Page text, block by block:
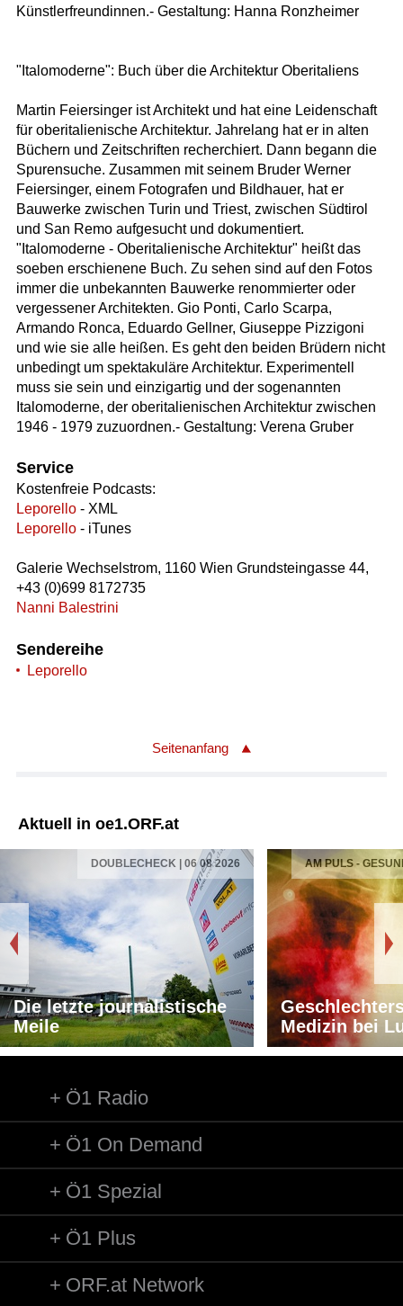
Künstlerfreundinnen.- Gestaltung: Hanna Ronzheimer
"Italomoderne": Buch über die Architektur Oberitaliens
Martin Feiersinger ist Architekt und hat eine Leidenschaft
für oberitalienische Architektur. Jahrelang hat er in alten
Büchern und Zeitschriften recherchiert. Dann begann die
Spurensuche. Zusammen mit seinem Bruder Werner
Feiersinger, einem Fotografen und Bildhauer, hat er
Bauwerke zwischen Turin und Triest, zwischen Südtirol
und San Remo aufgesucht und dokumentiert.
"Italomoderne - Oberitalienische Architektur" heißt das
soeben erschienene Buch. Zu sehen sind auf den Fotos
immer die unbekannten Bauwerke renommierter oder
vergessener Architekten. Gio Ponti, Carlo Scarpa,
Armando Ronca, Eduardo Gellner, Giuseppe Pizzigoni
und wie sie alle heißen. Es geht den beiden Brüdern nicht
unbedingt um spektakuläre Architektur. Experimentell
muss sie sein und einzigartig und der sogenannten
Italomoderne, der oberitalienischen Architektur zwischen
1946 - 1979 zuzuordnen.- Gestaltung: Verena Gruber
Service
Kostenfreie Podcasts:
Leporello- XML
Leporello- iTunes
Galerie Wechselstrom, 1160 Wien Grundsteingasse 44,
+43 (0)699 8172735
Nanni Balestrini
Sendereihe
Leporello
Seitenanfang
Aktuell in oe1.ORF.at
DOUBLECHECK | 06 08 2026
Die letzte journalistische
Meile
AM PULS -
Medizin bei
Ö1 Radio
Ö1 On Demand
Ö1 Spezial
Ö1 Plus
ORF.at Network